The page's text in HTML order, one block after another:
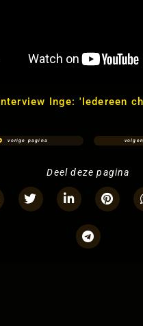
Interview Inge: 'Iedereen
vorige pagina
Deel deze pagina